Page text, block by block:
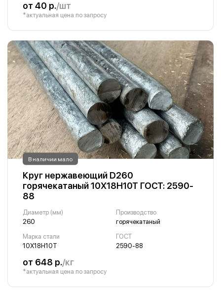
от 40 р./шт
*актуальная цена по запросу
В наличии мало
Круг нержавеющий D260
горячекатаный 10Х18Н10Т ГОСТ: 2590-
88
Диаметр (мм)
260
Производство
горячекатаный
Марка стали
10Х18Н10Т
ГОСТ
2590-88
от 648 р./кг
*актуальная цена по запросу